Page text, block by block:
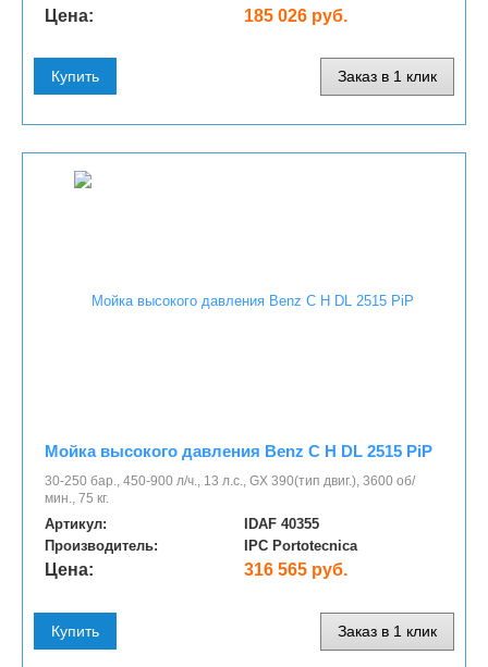
Цена: 185 026 руб.
Купить Заказ в 1 клик
Мойка высокого давления Benz C H DL 2515 PiP
30-250 бар., 450-900 л/ч., 13 л.с., GX 390(тип двиг.), 3600 об/
мин., 75 кг.
Артикул:
IDAF 40355
Производитель:
IPC Portotecnica
Цена: 316 565 руб.
Купить Заказ в 1 клик